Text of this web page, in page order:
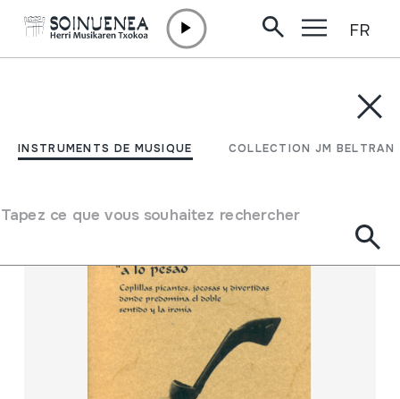
INSTRUMENTS DE MUSIQUE COLLECTION JM BELTRAN
Tapez ce que vous souhaitez rechercher
FR
COLLECTION JM BELTRAN
Filtrer